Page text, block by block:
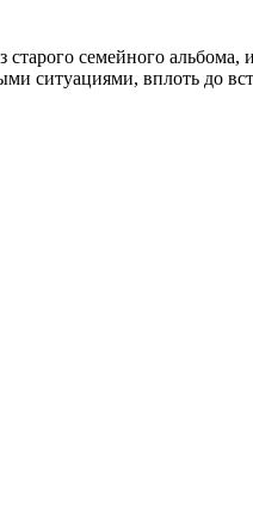
старого семейного
ситуациями, вплоть до